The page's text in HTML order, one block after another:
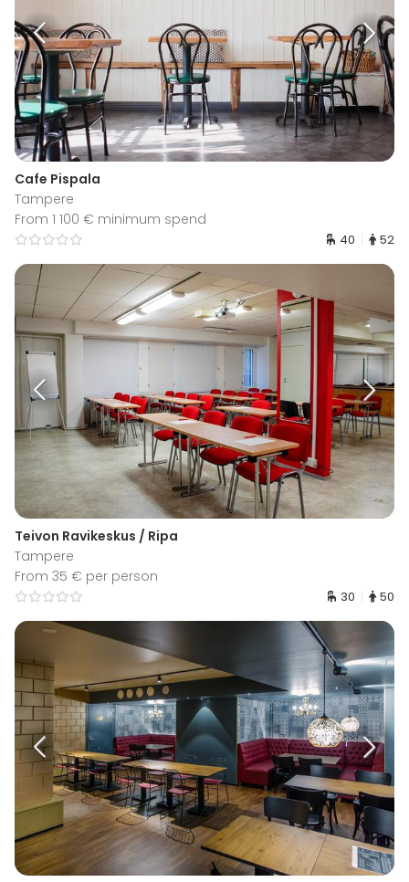
Cafe Pispala
Tampere
From 1 100 € minimum spend
40 52
Teivon Ravikeskus / Ripa
Tampere
From 35 € per person
30 50